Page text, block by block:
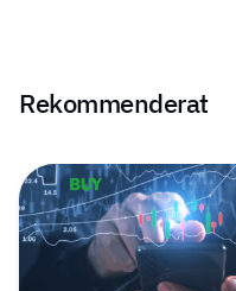
Rekommenderat